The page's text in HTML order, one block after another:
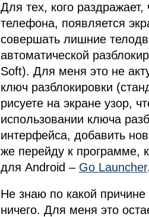
Для тех, кого
телефона, появляется
совершать лишние
автоматической
Soft). Для меня это не
ключ разблокировки
рисуете на экране узор,
использовании ключа
интерфейса, добавить
же перейду к программе,
для Android – Go Launcher
Не знаю по какой
ничего. Для меня это